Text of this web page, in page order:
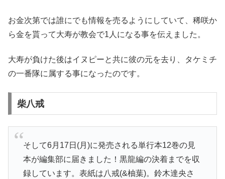
お金次第では誰にでも情報を売るようにしていて、稀咲か
ら金を貰って大寿が教会で1人になる事を伝えました。
大寿が負けた後はイヌピーと共に彼の元を去り、タケミチ
の一番隊に属する事になったのです。
柴八戒
そして6月17日(月)に発売される単行本12巻の見
本が編集部に届きました！黒龍編の決着までを収
録しています。表紙は八戒(&柚葉)。鈴木達央さ